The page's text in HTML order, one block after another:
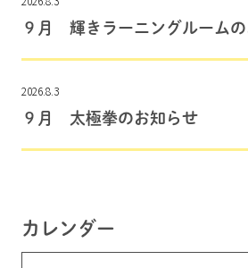
９月 輝きラーニングルーム
2026.8.3
９月 太極拳のお知らせ
カレンダー